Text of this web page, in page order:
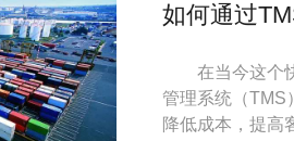
如何通过
在当今这个快
管理系统（TMS
降低成本，提高